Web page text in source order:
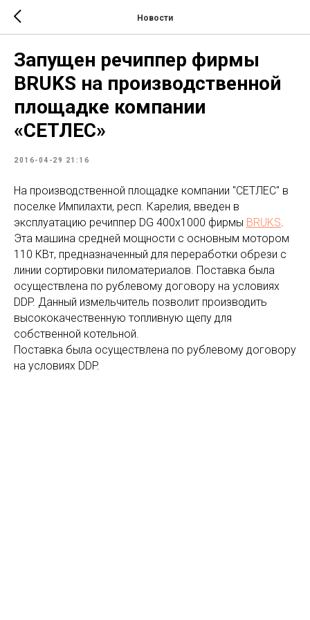
Новости
Запущен речиппер фирмы
BRUKS на производственной
площадке компании
«СЕТЛЕС»
2016-04-29 21:16
На производственной площадке компании "СЕТЛЕС" в
поселке Импилахти, респ. Карелия, введен в
эксплуатацию речиппер DG 400x1000 фирмы BRUKS.
Эта машина средней мощности с основным мотором
110 КВт, предназначенный для переработки обрези с
линии сортировки пиломатериалов. Поставка была
осуществлена по рублевому договору на условиях
DDP. Данный измельчитель позволит производить
высококачественную топливную щепу для
собственной котельной.
Поставка была осуществлена по рублевому договору
на условиях DDP.